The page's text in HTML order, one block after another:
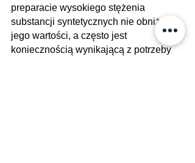
preparacie wysokiego stężenia
substancji syntetycznych nie obniża
jego wartości, a często jest
koniecznością wynikającą z potrzeby